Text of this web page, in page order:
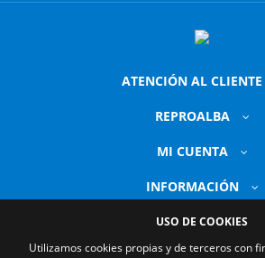
ATENCIÓN AL CLIENTE
REPROALBA
MI CUENTA
INFORMACIÓN
USO DE COOKIES
Utilizamos cookies propias y de terceros con